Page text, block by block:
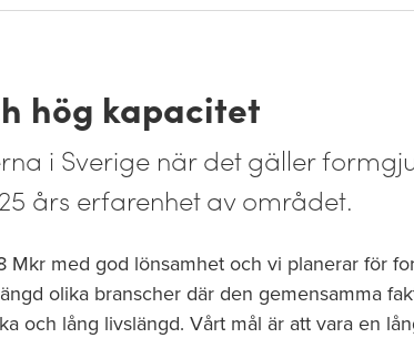
hög kapacitet
i Sverige när det gäller
års erfarenhet av området.
Mkr med god lönsamhet och vi planerar för
olika branscher där den gemensamma
och lång livslängd. Vårt mål är att vara en